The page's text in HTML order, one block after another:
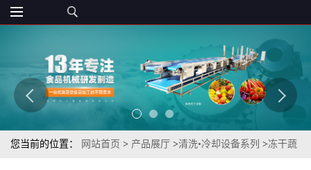
您当前的位置： 网站首页 > 产品展厅 >清洗•冷却设备系列 >冻干蔬